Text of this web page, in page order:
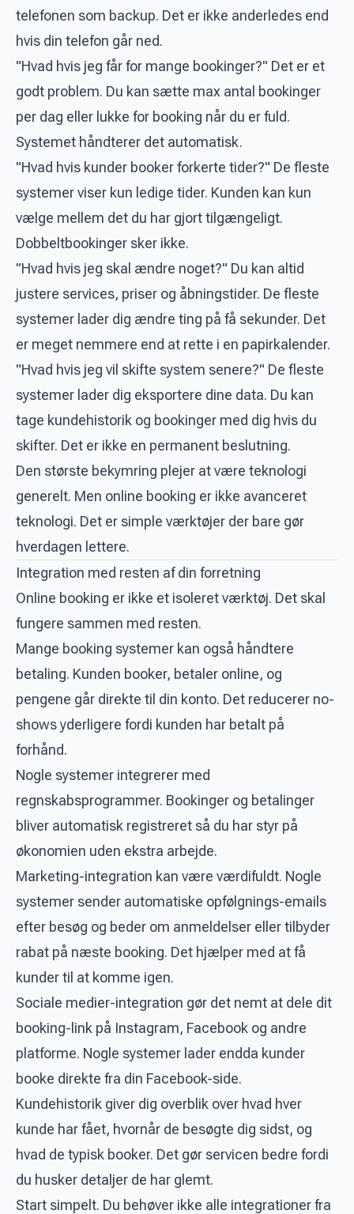
telefonen som backup. Det er ikke anderledes end
hvis din telefon går ned.
"Hvad hvis jeg får for mange bookinger?" Det er et
godt problem. Du kan sætte max antal bookinger
per dag eller lukke for booking når du er fuld.
Systemet håndterer det automatisk.
"Hvad hvis kunder booker forkerte tider?" De fleste
systemer viser kun ledige tider. Kunden kan kun
vælge mellem det du har gjort tilgængeligt.
Dobbeltbookinger sker ikke.
"Hvad hvis jeg skal ændre noget?" Du kan altid
justere services, priser og åbningstider. De fleste
systemer lader dig ændre ting på få sekunder. Det
er meget nemmere end at rette i en papirkalender.
"Hvad hvis jeg vil skifte system senere?" De fleste
systemer lader dig eksportere dine data. Du kan
tage kundehistorik og bookinger med dig hvis du
skifter. Det er ikke en permanent beslutning.
Den største bekymring plejer at være teknologi
generelt. Men online booking er ikke avanceret
teknologi. Det er simple værktøjer der bare gør
hverdagen lettere.
Integration med resten af din forretning
Online booking er ikke et isoleret værktøj. Det skal
fungere sammen med resten.
Mange booking systemer kan også håndtere
betaling. Kunden booker, betaler online, og
pengene går direkte til din konto. Det reducerer no-
shows yderligere fordi kunden har betalt på
forhånd.
Nogle systemer integrerer med
regnskabsprogrammer. Bookinger og betalinger
bliver automatisk registreret så du har styr på
økonomien uden ekstra arbejde.
Marketing-integration kan være værdifuldt. Nogle
systemer sender automatiske opfølgnings-emails
efter besøg og beder om anmeldelser eller tilbyder
rabat på næste booking. Det hjælper med at få
kunder til at komme igen.
Sociale medier-integration gør det nemt at dele dit
booking-link på Instagram, Facebook og andre
platforme. Nogle systemer lader endda kunder
booke direkte fra din Facebook-side.
Kundehistorik giver dig overblik over hvad hver
kunde har fået, hvornår de besøgte dig sidst, og
hvad de typisk booker. Det gør servicen bedre fordi
du husker detaljer de har glemt.
Start simpelt. Du behøver ikke alle integrationer fra